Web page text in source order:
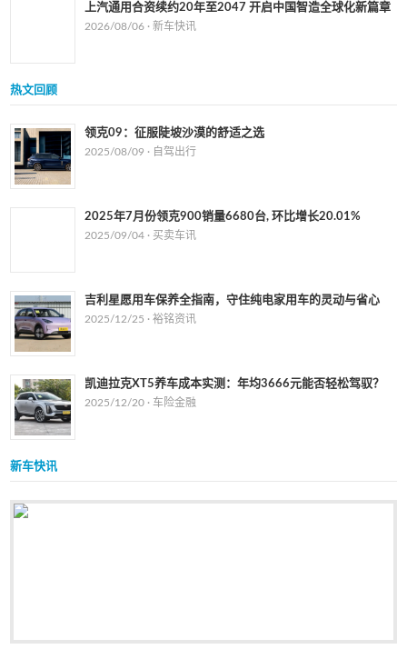
上汽通用合资续约20年至2047 开启中国智造全球化新篇章
2026/08/06 ·新车快讯
热文回顾
领克09：征服陡坡沙漠的舒适之选
2025/08/09 · 自驾出行
2025年7月份领克900销量6680台, 环比增长20.01%
2025/09/04 · 买卖车讯
吉利星愿用车保养全指南，守住纯电家用车的灵动与省心
2025/12/25 ·裕铭资讯
凯迪拉克XT5养车成本实测：年均3666元能否轻松驾驭？
2025/12/20 ·车险金融
新车快讯